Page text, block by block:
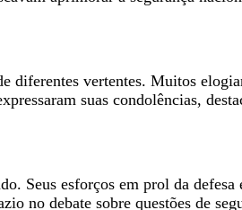
vertentes. Muitos
suas condolências,
Seus esforços em prol da
no debate sobre questões de